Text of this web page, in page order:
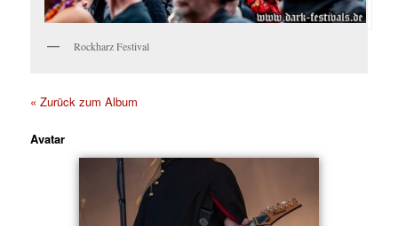
Rockharz Festival
« Zurück zum Album
Avatar